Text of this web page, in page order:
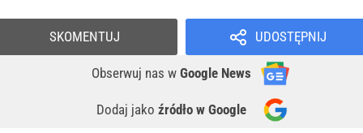
UDOSTĘPNIJ
Obserwuj nas w Google News
Dodaj jako źródło w Google
SKOMENTUJ